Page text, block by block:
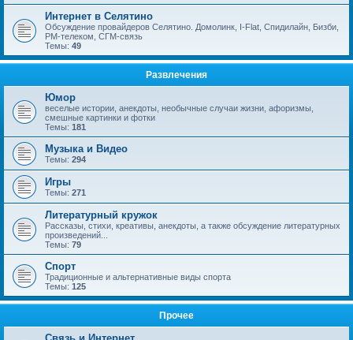
Интернет в Селятино
Обсуждение провайдеров Селятино. Домолинк, I-Flat, Спидилайн, Бизби,
РМ-телеком, СГМ-связь
Темы: 49
Развлечения
Юмор
веселые истории, анекдоты, необычные случаи жизни, афоризмы,
смешные картинки и фотки
Темы: 181
Музыка и Видео
Темы: 294
Игры
Темы: 271
Литературный кружок
Рассказы, стихи, креативы, анекдоты, а также обсуждение литературных
произведений...
Темы: 79
Спорт
Традиционные и альтернативные виды спорта
Темы: 125
Прочее